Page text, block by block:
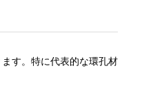
す。特に代表的な環孔材